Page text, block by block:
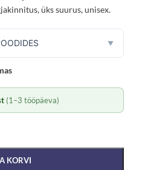
üks suurus, unisex.
▼
(1–3 tööpäeva)
KORVI